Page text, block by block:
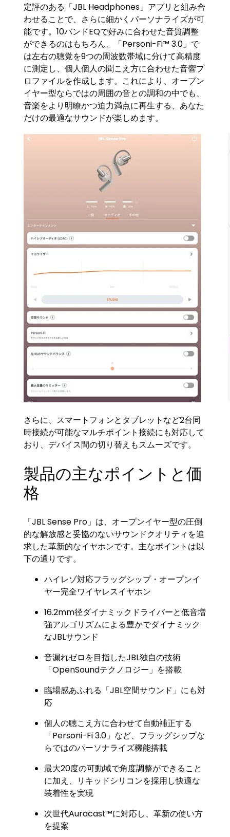
定評のある「JBL Headphones」アプリと組み合
わせることで、さらに細かくパーソナライズが可
能です。10バンドEQで好みに合わせた音質調整
ができるのはもちろん、「Personi-Fi™ 3.0」で
は左右の聴覚を9つの周波数帯域に分けて高精度
に測定し、個人個人の聞こえ方に合わせた音響プ
ロファイルを作成します。これにより、オープン
イヤー型ならではの周囲の音との調和の中でも、
音楽をより明瞭かつ迫力満点に再生する、あなた
だけの最適なサウンドが楽しめます。
さらに、スマートフォンとタブレットなど2台同
時接続が可能なマルチポイント接続にも対応して
おり、デバイス間の切り替えもスムーズです。
製品の主なポイントと価
格
「JBL Sense Pro」は、オープンイヤー型の圧倒
的な解放感と妥協のないサウンドクオリティを追
求した革新的なイヤホンです。主なポイントは以
下の通りです。
ハイレゾ対応フラッグシップ・オープンイ
ヤー完全ワイヤレスイヤホン
16.2mm径ダイナミックドライバーと低音増
強アルゴリズムによる豊かでダイナミック
なJBLサウンド
音漏れゼロを目指したJBL独自の技術
「OpenSoundテクノロジー」を搭載
臨場感あふれる「JBL空間サウンド」にも対
応
個人の聴こえ方に合わせて自動補正する
「Personi-Fi 3.0」など、フラッグシップな
らではのパーソナライズ機能搭載
最大20度の可動域で角度調整ができること
に加え、リキッドシリコンを採用し快適な
装着性を実現
次世代Auracast™に対応し、革新の使い方
を提案